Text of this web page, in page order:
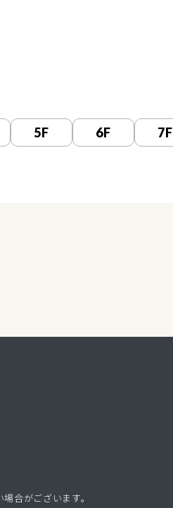
5F 6F 7F
合がございます。